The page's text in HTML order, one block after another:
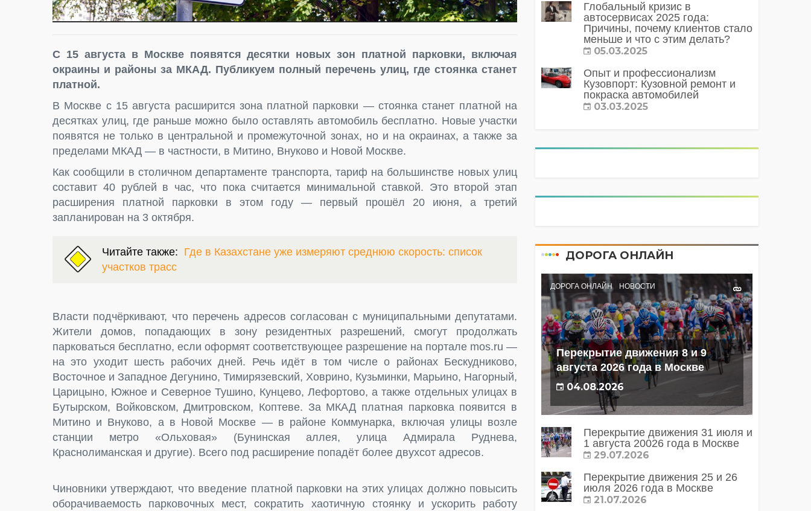
С 15 августа в Москве появятся десятки новых зон платной парковки, включая
окраины и районы за МКАД. Публикуем полный перечень улиц, где стоянка станет
платной.
В Москве с 15 августа расширится зона платной парковки — стоянка станет платной на
десятках улиц, где раньше можно было оставлять автомобиль бесплатно. Новые участки
появятся не только в центральной и промежуточной зонах, но и на окраинах, а также за
пределами МКАД — в частности, в Митино, Внуково и Новой Москве.
Как сообщили в столичном департаменте транспорта, тариф на большинстве новых улиц
составит 40 рублей в час, что пока считается минимальной ставкой. Это второй этап
расширения платной парковки в этом году — первый прошёл 20 июня, а третий
запланирован на 3 октября.
Читайте также: Где в Казахстане уже измеряют среднюю скорость: список
участков трасс
Власти подчёркивают, что перечень адресов согласован с муниципальными депутатами.
Жители домов, попадающих в зону резидентных разрешений, смогут продолжать
парковаться бесплатно, если оформят соответствующее разрешение на портале mos.ru —
на это уходит шесть рабочих дней. Речь идёт в том числе о районах Бескудниково,
Восточное и Западное Дегунино, Тимирязевский, Ховрино, Кузьминки, Марьино, Нагорный,
Царицыно, Южное и Северное Тушино, Кунцево, Лефортово, а также отдельных улицах в
Бутырском, Войковском, Дмитровском, Коптеве. За МКАД платная парковка появится в
Митино и Внуково, а в Новой Москве — в районе Коммунарка, включая улицы возле
станции метро «Ольховая» (Бунинская аллея, улица Адмирала Руднева,
Краснолиманская и другие). Всего под расширение попадёт более двухсот адресов.
Чиновники утверждают, что введение платной парковки на этих улицах должно повысить
оборачиваемость парковочных мест, сократить хаотичную стоянку и ускорить работу
Глобальный кризис в
автосервисах 2025 года:
Причины, почему клиентов стало
меньше и что с этим делать?
05.03.2025
Опыт и профессионализм
Кузовпорт: Кузовной ремонт и
покраска автомобилей
03.03.2025
ДОРОГА ОНЛАЙН
ДОРОГА ОНЛАЙН НОВОСТИ
Перекрытие движения 8 и 9
августа 2026 года в Москве
04.08.2026
Перекрытие движения 31 июля и
1 августа 20026 года в Москве
29.07.2026
Перекрытие движения 25 и 26
июля 2026 года в Москве
21.07.2026